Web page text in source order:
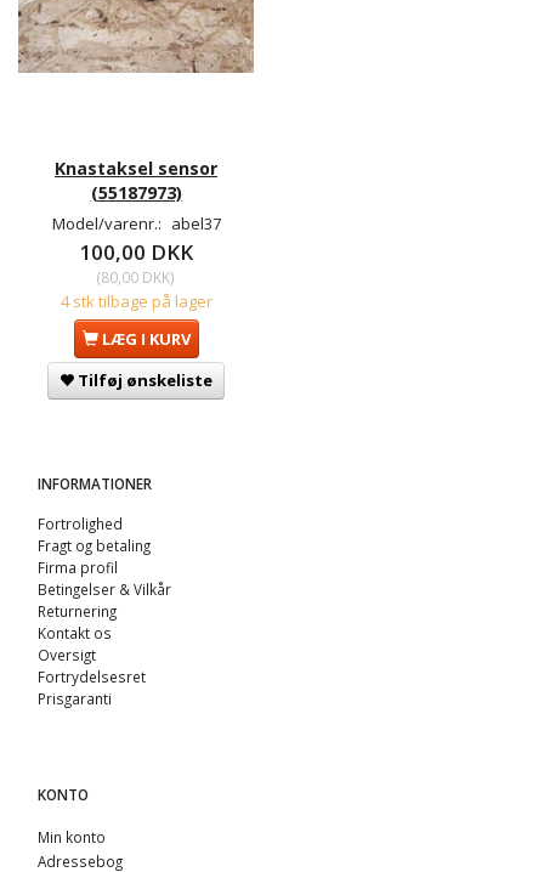
Knastaksel sensor
(55187973)
Model/varenr.: abel37
100,00 DKK
(80,00 DKK)
4 stk tilbage på lager
LÆG I KURV
Tilføj ønskeliste
INFORMATIONER
Fortrolighed
Fragt og betaling
Firma profil
Betingelser & Vilkår
Returnering
Kontakt os
Oversigt
Fortrydelsesret
Prisgaranti
KONTO
Min konto
Adressebog